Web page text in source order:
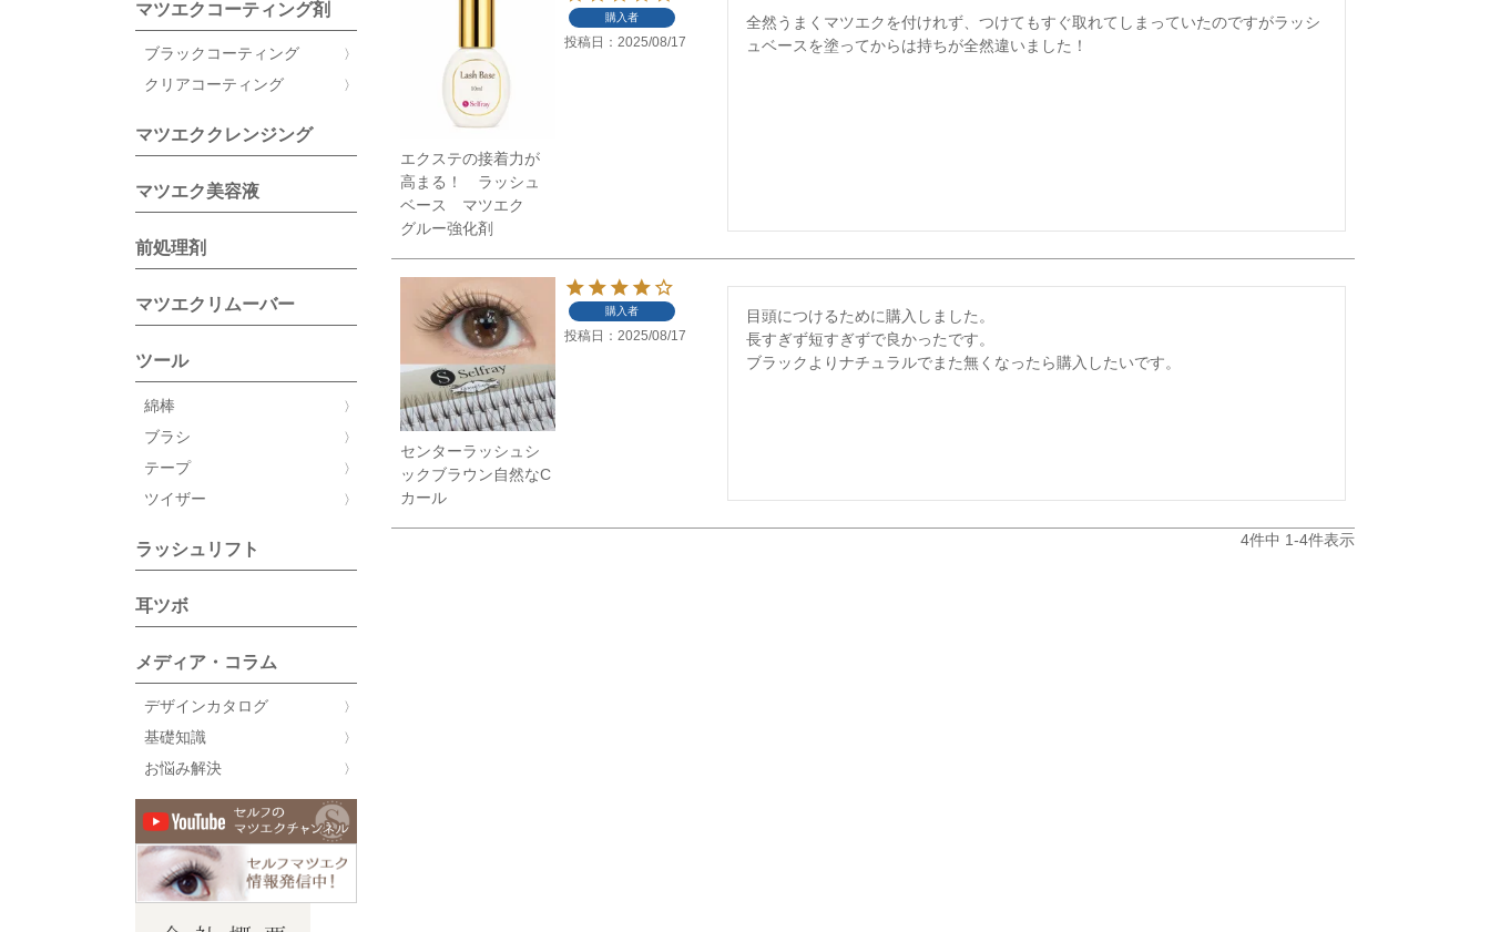
マツエクコーティング剤
ブラックコーティング
クリアコーティング
マツエククレンジング
マツエク美容液
前処理剤
マツエクリムーバー
ツール
綿棒
ブラシ
テープ
ツイザー
ラッシュリフト
耳ツボ
メディア・コラム
デザインカタログ
基礎知識
お悩み解決
エクステの接着力が
高まる！ ラッシュ
ベース マツエク
グルー強化剤
購入者
投稿日 2025/08/17
全然うまくマツエクを付けれず、つけてもすぐ取れてしまっていたのですがラッシ
ュベースを塗ってからは持ちが全然違いました！
センターラッシュシ
ックブラウン自然なC
カール
購入者
投稿日 2025/08/17
目頭につけるために購入しました。
長すぎず短すぎずで良かったです。
4件中 1-4件表示